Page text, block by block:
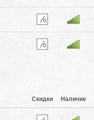
Скидки Наличие